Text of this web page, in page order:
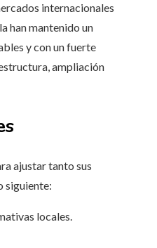
internacionales
han mantenido un
y con un fuerte
ampliación
ajustar tanto sus
siguiente:
locales.